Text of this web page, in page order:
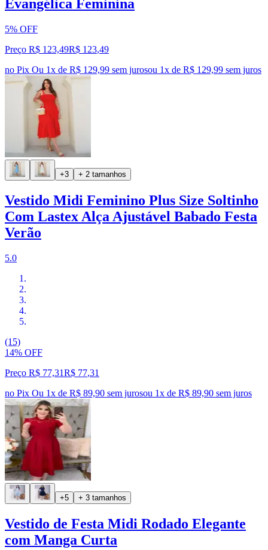
Evangélica Feminina
5% OFF
Preço R$ 123,49R$ 123,49
no Pix Ou 1x de R$ 129,99 sem jurosou 1x de R$ 129,99 sem juros
+3 + 2 tamanhos
Vestido Midi Feminino Plus Size Soltinho
Com Lastex Alça Ajustável Babado Festa
Verão
5.0
(15)
14% OFF
Preço R$ 77,31R$ 77,31
no Pix Ou 1x de R$ 89,90 sem jurosou 1x de R$ 89,90 sem juros
+5 + 3 tamanhos
Vestido de Festa Midi Rodado Elegante
com Manga Curta